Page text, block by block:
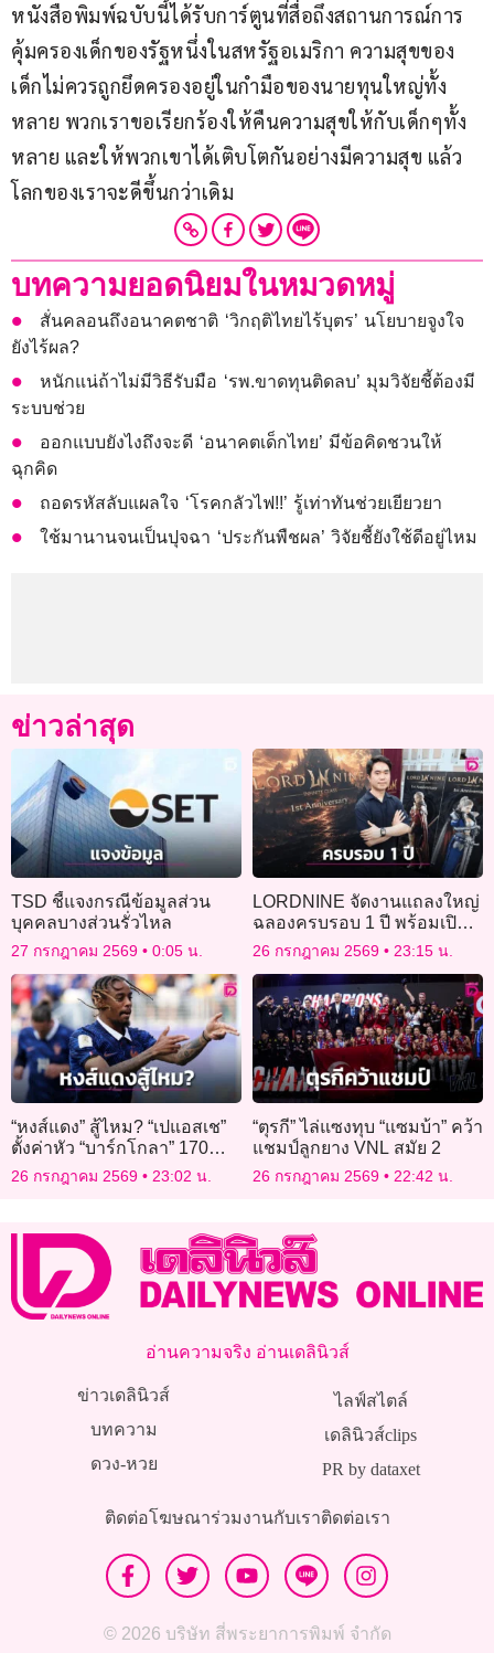
หนังสือพิมพ์ฉบับนี้ได้รับการ์ตูนที่สื่อถึงสถานการณ์การ
คุ้มครองเด็กของรัฐหนึ่งในสหรัฐอเมริกา ความสุขของ
เด็กไม่ควรถูกยึดครองอยู่ในกำมือของนายทุนใหญ่ทั้ง
หลาย พวกเราขอเรียกร้องให้คืนความสุขให้กับเด็กๆทั้ง
หลาย และให้พวกเขาได้เติบโตกันอย่างมีความสุข แล้ว
โลกของเราจะดีขึ้นกว่าเดิม
บทความยอดนิยมในหมวดหมู่
สั่นคลอนถึงอนาคตชาติ ‘วิกฤติไทยไร้บุตร’ นโยบายจูงใจ
ยังไร้ผล?
หนักแน่ถ้าไม่มีวิธีรับมือ ‘รพ.ขาดทุนติดลบ’ มุมวิจัยชี้ต้องมี
ระบบช่วย
ออกแบบยังไงถึงจะดี ‘อนาคตเด็กไทย’ มีข้อคิดชวนให้
ฉุกคิด
ถอดรหัสลับแผลใจ ‘โรคกลัวไฟ!!’ รู้เท่าทันช่วยเยียวยา
ใช้มานานจนเป็นปุจฉา ‘ประกันพืชผล’ วิจัยชี้ยังใช้ดีอยู่ไหม
ข่าวล่าสุด
TSD ชี้แจงกรณีข้อมูลส่วน
บุคคลบางส่วนรั่วไหล
27 กรกฎาคม 2569 0:05 น.
LORDNINE จัดงานแถลงใหญ่
ฉลองครบรอบ 1 ปี พร้อมเปิด
ตัวเซิร์ฟฯ ใหม่ “Helena”
26 กรกฎาคม 2569 23:15 น.
“หงส์แดง” สู้ไหม? “เปแอสเช”
ตั้งค่าหัว “บาร์กโกลา” 170
ล้านยูโร
26 กรกฎาคม 2569 23:02 น.
“ตุรกี” ไล่แซงทุบ “แซมบ้า” คว้า
แชมป์ลูกยาง VNL สมัย 2
26 กรกฎาคม 2569 22:42 น.
อ่านความจริง อ่านเดลินิวส์
ข่าวเดลินิวส์
บทความ
ดวง-หวย
ไลฟ์สไตล์
เดลินิวส์clips
PR by dataxet
ติดต่อโฆษณาร่วมงานกับเราติดต่อเรา
© 2026 บริษัท สี่พระยาการพิมพ์ จำกัด